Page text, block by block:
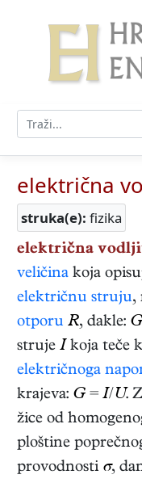
električna
struka(e): fizika
električna
veličina koja
električnu struju,
otporu R, dakle: G
struje I koja teče
električnoga
krajeva: G = I/U.
žice od
ploštine
provodnosti σ,